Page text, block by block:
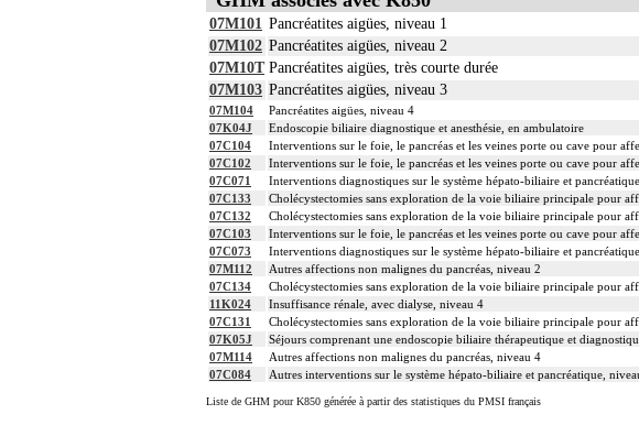
07M101 Pancréatites aigües, niveau 1
07M102 Pancréatites aigües, niveau 2
07M10T Pancréatites aigües, très courte durée
07M103 Pancréatites aigües, niveau 3
07M104
Pancréatites aigües, niveau 4
07K04J
Endoscopie biliaire diagnostique et anesthésie, en ambulatoire
07C104
Interventions sur le foie, le pancréas et les veines porte ou cave pour
07C102
Interventions sur le foie, le pancréas et les veines porte ou cave pour
07C071
Interventions diagnostiques sur le système hépato-biliaire et
07C133
Cholécystectomies sans exploration de la voie biliaire principale pour
07C132
Cholécystectomies sans exploration de la voie biliaire principale pour
07C103
Interventions sur le foie, le pancréas et les veines porte ou cave pour
07C073
Interventions diagnostiques sur le système hépato-biliaire et
07M112
Autres affections non malignes du pancréas, niveau 2
07C134
Cholécystectomies sans exploration de la voie biliaire principale pour
11K024
Insuffisance rénale, avec dialyse, niveau 4
07C131
Cholécystectomies sans exploration de la voie biliaire principale pour
07K05J
Séjours comprenant une endoscopie biliaire thérapeutique et
07M114
Autres affections non malignes du pancréas, niveau 4
07C084
Autres interventions sur le système hépato-biliaire et pancréatique,
Liste de GHM pour K850 générée à partir des statistiques du PMSI français